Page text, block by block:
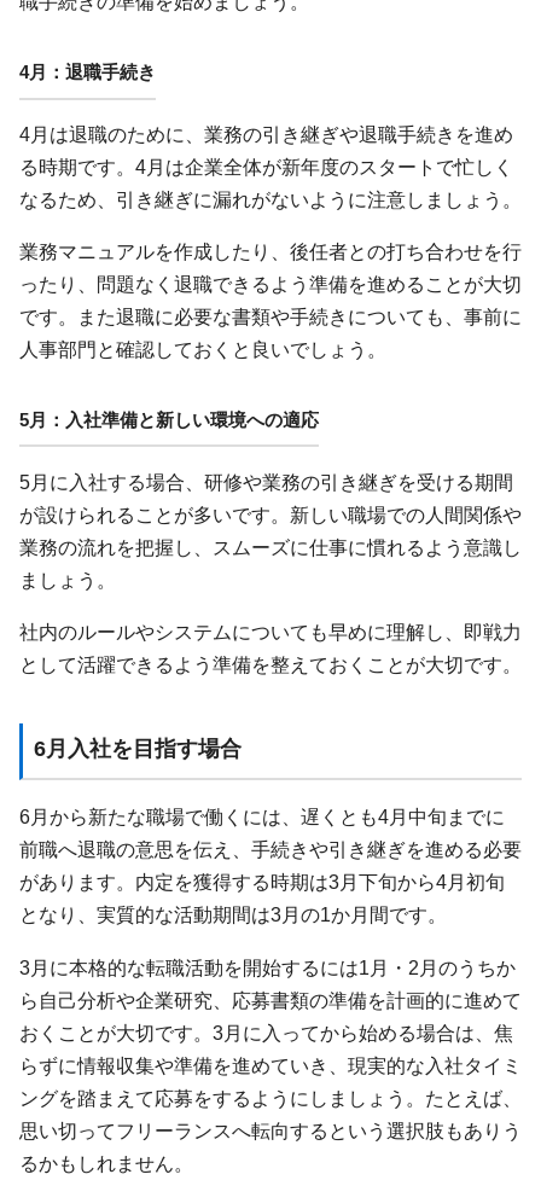
4月：退職手続き
4月は退職のために、業務の引き継ぎや退職手続きを進め
る時期です。4月は企業全体が新年度のスタートで忙しく
なるため、引き継ぎに漏れがないように注意しましょう。
業務マニュアルを作成したり、後任者との打ち合わせを行
ったり、問題なく退職できるよう準備を進めることが大切
です。また退職に必要な書類や手続きについても、事前に
人事部門と確認しておくと良いでしょう。
5月：入社準備と新しい環境への適応
5月に入社する場合、研修や業務の引き継ぎを受ける期間
が設けられることが多いです。新しい職場での人間関係や
業務の流れを把握し、スムーズに仕事に慣れるよう意識し
ましょう。
社内のルールやシステムについても早めに理解し、即戦力
として活躍できるよう準備を整えておくことが大切です。
6月入社を目指す場合
6月から新たな職場で働くには、遅くとも4月中旬までに
前職へ退職の意思を伝え、手続きや引き継ぎを進める必要
があります。内定を獲得する時期は3月下旬から4月初旬
となり、実質的な活動期間は3月の1か月間です。
3月に本格的な転職活動を開始するには1月・2月のうちか
ら自己分析や企業研究、応募書類の準備を計画的に進めて
おくことが大切です。3月に入ってから始める場合は、焦
らずに情報収集や準備を進めていき、現実的な入社タイミ
ングを踏まえて応募をするようにしましょう。たとえば、
思い切ってフリーランスへ転向するという選択肢もありう
るかもしれません。